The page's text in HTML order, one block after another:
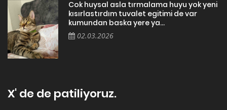
Cok huysal asla tırmalama huyu yok yeni
kısırlastırdım tuvalet egitimi de var
kumundan baska yere ya...
02.03.2026
X' de de patiliyoruz.